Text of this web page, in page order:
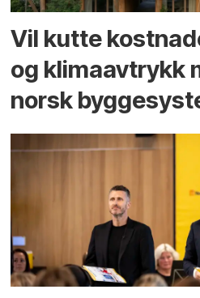
Vil kutte
og klima­avtrykk
norsk